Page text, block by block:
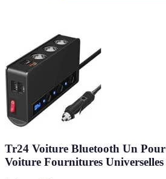
Tr24 Voiture Bluetooth Un
Voiture Fournitures